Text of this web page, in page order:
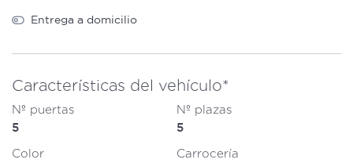
Entrega a domicilio
Características del vehículo*
Nº puertas
5
Nº plazas
5
Color Carrocería